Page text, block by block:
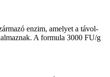
enzim, amelyet a távol-
A formula 3000 FU/g